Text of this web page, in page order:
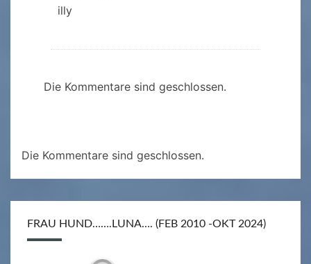
illy
Die Kommentare sind geschlossen.
Die Kommentare sind geschlossen.
FRAU HUND…….LUNA…. (FEB 2010 -OKT 2024)